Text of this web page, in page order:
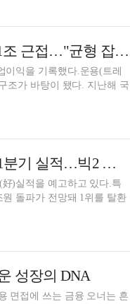
김성환號 한국투자증권, 1분기 만에 영업익 1조 근접…"균형 잡힌 수익구조 기반 성장" [금융사 2026 1분기 실적]
익을 기록했다.운용(트레
조가 바탕이 됐다. 지난해 국
"분기 '1조 클럽' 나온다" 미래 VS 한투, 내주 1분기 실적…빅2 증권사 연간 1등 경쟁
)실적을 예고하고 있다.특
돌파가 전망돼 1위를 탈환
성장의 DNA
면접에 쓰는 금융 오너는 흔